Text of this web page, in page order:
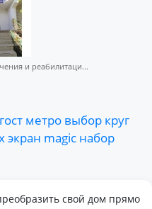
и реабилитаци...
гост метро выбор круг
экран magic набор
свой дом прямо